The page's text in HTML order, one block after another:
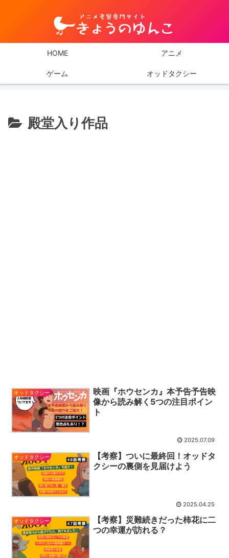
HOME アニメ
ゲーム オッドタクシー
殿堂入り作品
オッドタクシー
映画『ホウセンカ』本予告予告映
像から読み解く5つの注目ポイン
ト
2025.07.09
オッドタクシー
【考察】ついに最終回！オッドタ
クシーの裏側を見届けよう
2025.04.25
オッドタクシー
【考察】災難続きだった柿花に二
つの幸運が訪れる？